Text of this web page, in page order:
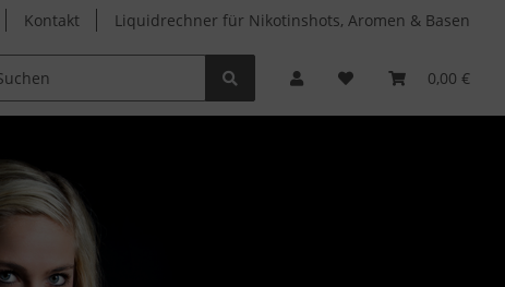
Kontakt Liquidrechner für Nikotinshots, Aromen & Basen
0,00 €
Clearomizer Verdampferköpfe Zubehör